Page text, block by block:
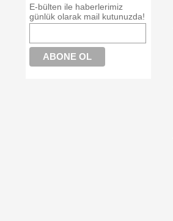
E-bülten ile haberlerimiz
günlük olarak mail kutunuzda!